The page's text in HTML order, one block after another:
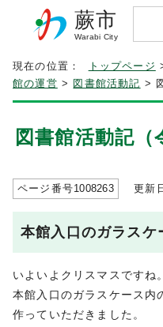
蕨市
Warabi City
現在の位置： トップページ
館の運営 > 図書館活動記 >
図書館活動記（
ページ番号1008263 更新
本館入口のガラスケ
いよいよクリスマスですね。
本館入口のガラスケース内
作っていただきました。